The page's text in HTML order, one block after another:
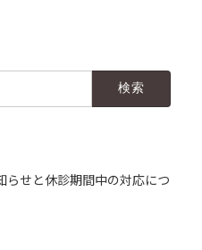
らせと休診期間中の対応につ